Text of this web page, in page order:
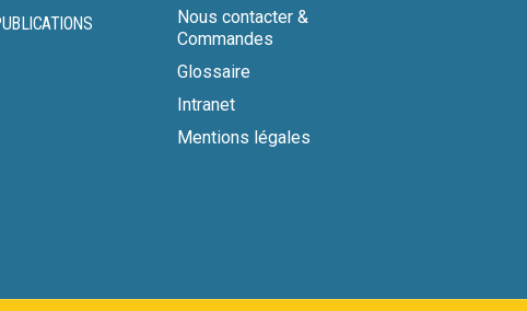
Nous contacter &
Commandes
Glossaire
Intranet
Mentions légales